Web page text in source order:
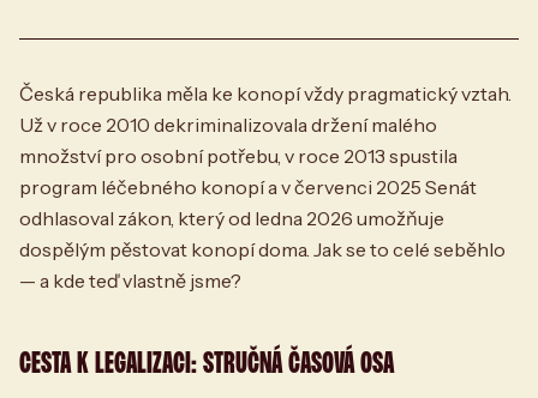
Česká republika měla ke konopí vždy pragmatický vztah.
Už v roce 2010 dekriminalizovala držení malého
množství pro osobní potřebu, v roce 2013 spustila
program léčebného konopí a v červenci 2025 Senát
odhlasoval zákon, který od ledna 2026 umožňuje
dospělým pěstovat konopí doma. Jak se to celé seběhlo
— a kde teď vlastně jsme?
CESTA K LEGALIZACI: STRUČNÁ ČASOVÁ OSA